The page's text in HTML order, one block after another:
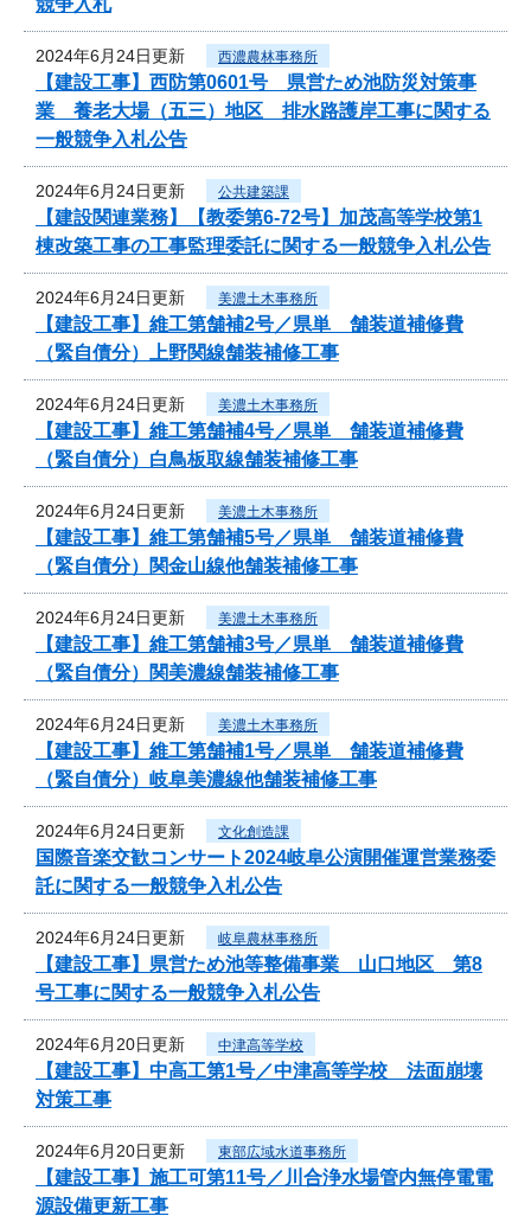
2024年6月24日更新 西濃農林事務所
【建設工事】西防第0601号 県営ため池防災対策事
業 養老大場（五三）地区 排水路護岸工事に関する
一般競争入札公告
2024年6月24日更新 公共建築課
【建設関連業務】【教委第6-72号】加茂高等学校第1
棟改築工事の工事監理委託に関する一般競争入札公告
2024年6月24日更新 美濃土木事務所
【建設工事】維工第舗補2号／県単 舗装道補修費
（緊自債分）上野関線舗装補修工事
2024年6月24日更新 美濃土木事務所
【建設工事】維工第舗補4号／県単 舗装道補修費
（緊自債分）白鳥板取線舗装補修工事
2024年6月24日更新 美濃土木事務所
【建設工事】維工第舗補5号／県単 舗装道補修費
（緊自債分）関金山線他舗装補修工事
2024年6月24日更新 美濃土木事務所
【建設工事】維工第舗補3号／県単 舗装道補修費
（緊自債分）関美濃線舗装補修工事
2024年6月24日更新 美濃土木事務所
【建設工事】維工第舗補1号／県単 舗装道補修費
（緊自債分）岐阜美濃線他舗装補修工事
2024年6月24日更新 文化創造課
国際音楽交歓コンサート2024岐阜公演開催運営業務委
託に関する一般競争入札公告
2024年6月24日更新 岐阜農林事務所
【建設工事】県営ため池等整備事業 山口地区 第8
号工事に関する一般競争入札公告
2024年6月20日更新 中津高等学校
【建設工事】中高工第1号／中津高等学校 法面崩壊
対策工事
2024年6月20日更新 東部広域水道事務所
【建設工事】施工可第11号／川合浄水場管内無停電電
源設備更新工事